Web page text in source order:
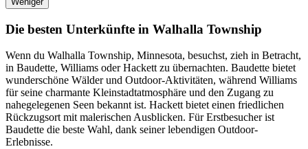
Die besten Unterkünfte in Walhalla Township
Wenn du Walhalla Township, Minnesota, besuchst, zieh in Betracht,
in Baudette, Williams oder Hackett zu übernachten. Baudette bietet
wunderschöne Wälder und Outdoor-Aktivitäten, während Williams
für seine charmante Kleinstadtatmosphäre und den Zugang zu
nahegelegenen Seen bekannt ist. Hackett bietet einen friedlichen
Rückzugsort mit malerischen Ausblicken. Für Erstbesucher ist
Baudette die beste Wahl, dank seiner lebendigen Outdoor-
Erlebnisse.